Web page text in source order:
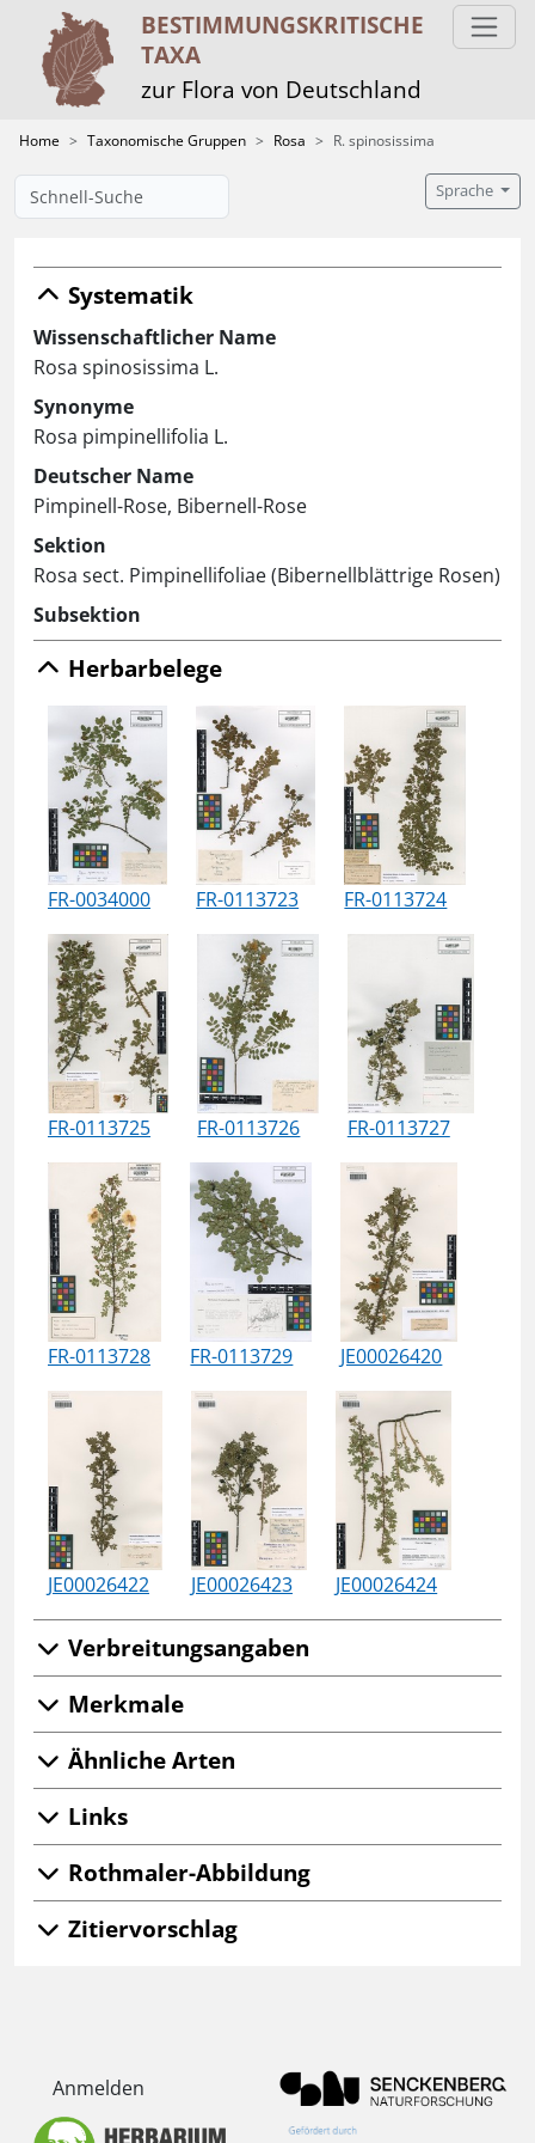
BESTIMMUNGS­KRITISCHE
TAXA
zur Flora von Deutschland
Home Taxonomische Gruppen Rosa R. spinosissima
Sprache
Systematik
Wissenschaftlicher Name
Rosa spinosissima L.
Synonyme
Rosa pimpinellifolia L.
Deutscher Name
Pimpinell-Rose, Bibernell-Rose
Sektion
Rosa sect. Pimpinellifoliae (Bibernellblättrige Rosen)
Subsektion
Herbarbelege
FR-0034000 FR-0113723 FR-0113724
FR-0113725 FR-0113726 FR-0113727
FR-0113728 FR-0113729 JE00026420
JE00026422 JE00026423 JE00026424
Verbreitungsangaben
Merkmale
Ähnliche Arten
Links
Rothmaler-Abbildung
Zitiervorschlag
Anmelden